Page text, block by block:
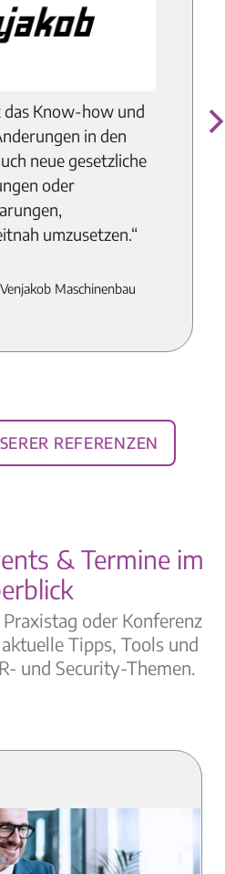
Know-how und
in den
neue gesetzliche
oder
umzusetzen.“
Maschinenbau
Referenzen
& Termine im
oder Konferenz
Tipps, Tools und
und Security-Themen.